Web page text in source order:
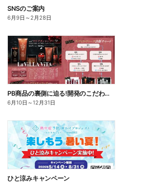
SNSのご案内
6月9日 ～ 2月28日
PB商品の裏側に迫る!開発のこだわりこの一品
6月10日 ～12月31日
ひと涼みキャンペーン